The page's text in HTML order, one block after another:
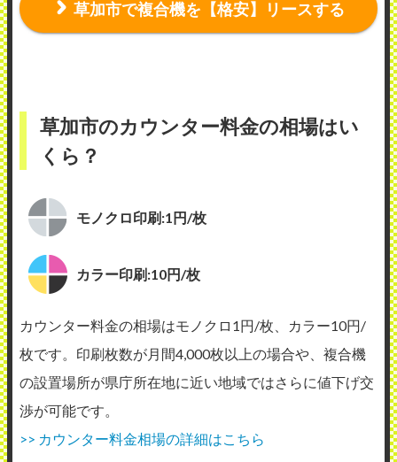
草加市で複合機を【格安】リースする
草加市のカウンター料金の相場はい
くら？
モノクロ印刷:1円/枚
カラー印刷:10円/枚
カウンター料金の相場はモノクロ1円/枚、カラー10円/
枚です。印刷枚数が月間4,000枚以上の場合や、複合機
の設置場所が県庁所在地に近い地域ではさらに値下げ交
渉が可能です。
>> カウンター料金相場の詳細はこちら